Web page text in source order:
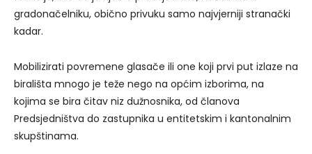
gradonačelniku, obično privuku samo najvjerniji stranački
kadar.
Mobilizirati povremene glasače ili one koji prvi put izlaze na
birališta mnogo je teže nego na općim izborima, na
kojima se bira čitav niz dužnosnika, od članova
Predsjedništva do zastupnika u entitetskim i kantonalnim
skupštinama.